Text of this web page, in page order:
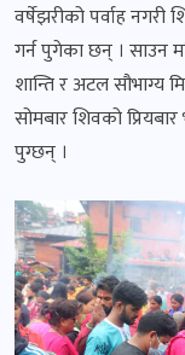
वर्षेझरीको पर्वाह नगरी
गर्न पुगेका छन् । साउन
शान्ति र अटल सौभाग्य
सोमबार शिवको
पुग्छन् ।